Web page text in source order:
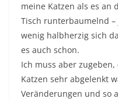
meine Katzen als es an
Tisch runterbaumelnd
wenig halbherzig sich
es auch schon.
Ich muss aber
Katzen sehr abgelenkt
Veränderungen und so